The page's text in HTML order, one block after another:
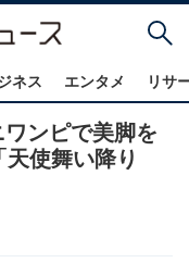
ネス エンタメ リサ
ンピで美脚を
使舞い降り